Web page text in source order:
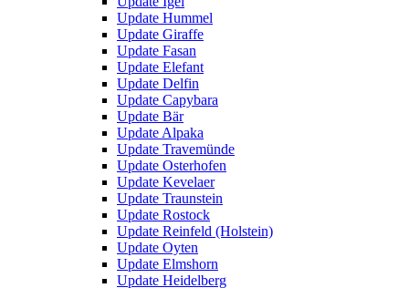
Update Hummel
Update Giraffe
Update Fasan
Update Elefant
Update Delfin
Update Capybara
Update Bär
Update Alpaka
Update Travemünde
Update Osterhofen
Update Kevelaer
Update Traunstein
Update Rostock
Update Reinfeld (Holstein)
Update Oyten
Update Elmshorn
Update Heidelberg